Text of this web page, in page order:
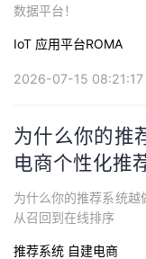
数据平台！
IoT 应用平台ROMA
2026-07-15 08:21:17
为什么你的推
电商个性化推
为什么你的推荐系统越
从召回到在线排序
推荐系统 自建电商